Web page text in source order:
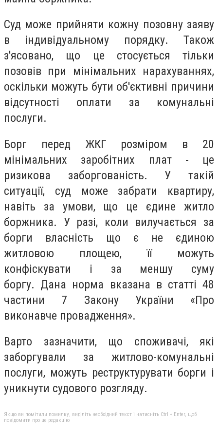
Суд може прийняти кожну позовну заяву
в індивідуальному порядку. Також
з'ясовано, що це стосується тільки
позовів при мінімальних нарахуваннях,
оскільки можуть бути об'єктивні причини
відсутності оплати за комунальні
послуги.
Борг перед ЖКГ розміром в 20
мінімальних заробітних плат - це
ризикова заборгованість. У такій
ситуації, суд може забрати квартиру,
навіть за умови, що це єдине житло
боржника. У разі, коли вилучається за
борги власність що є не єдиною
житловою площею, її можуть
конфіскувати і за меншу суму
боргу. Дана норма вказана в статті 48
частини 7 Закону України «Про
виконавче провадження».
Варто зазначити, що споживачі, які
заборгували за житлово-комунальні
послуги, можуть реструктурувати борги і
уникнути судового розгляду.
Якщо ви помітили помилку, виділіть необхідний текст і натисніть Ctrl + Enter, щоб
повідомити про це редакцію